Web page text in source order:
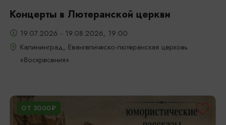
Концерты в Лютеранской церкви
19.07.2026 - 19.08.2026, 19:00
Калининград, Евангелическо-лютеранская церковь
«Воскресения»
ОТ 3000₽